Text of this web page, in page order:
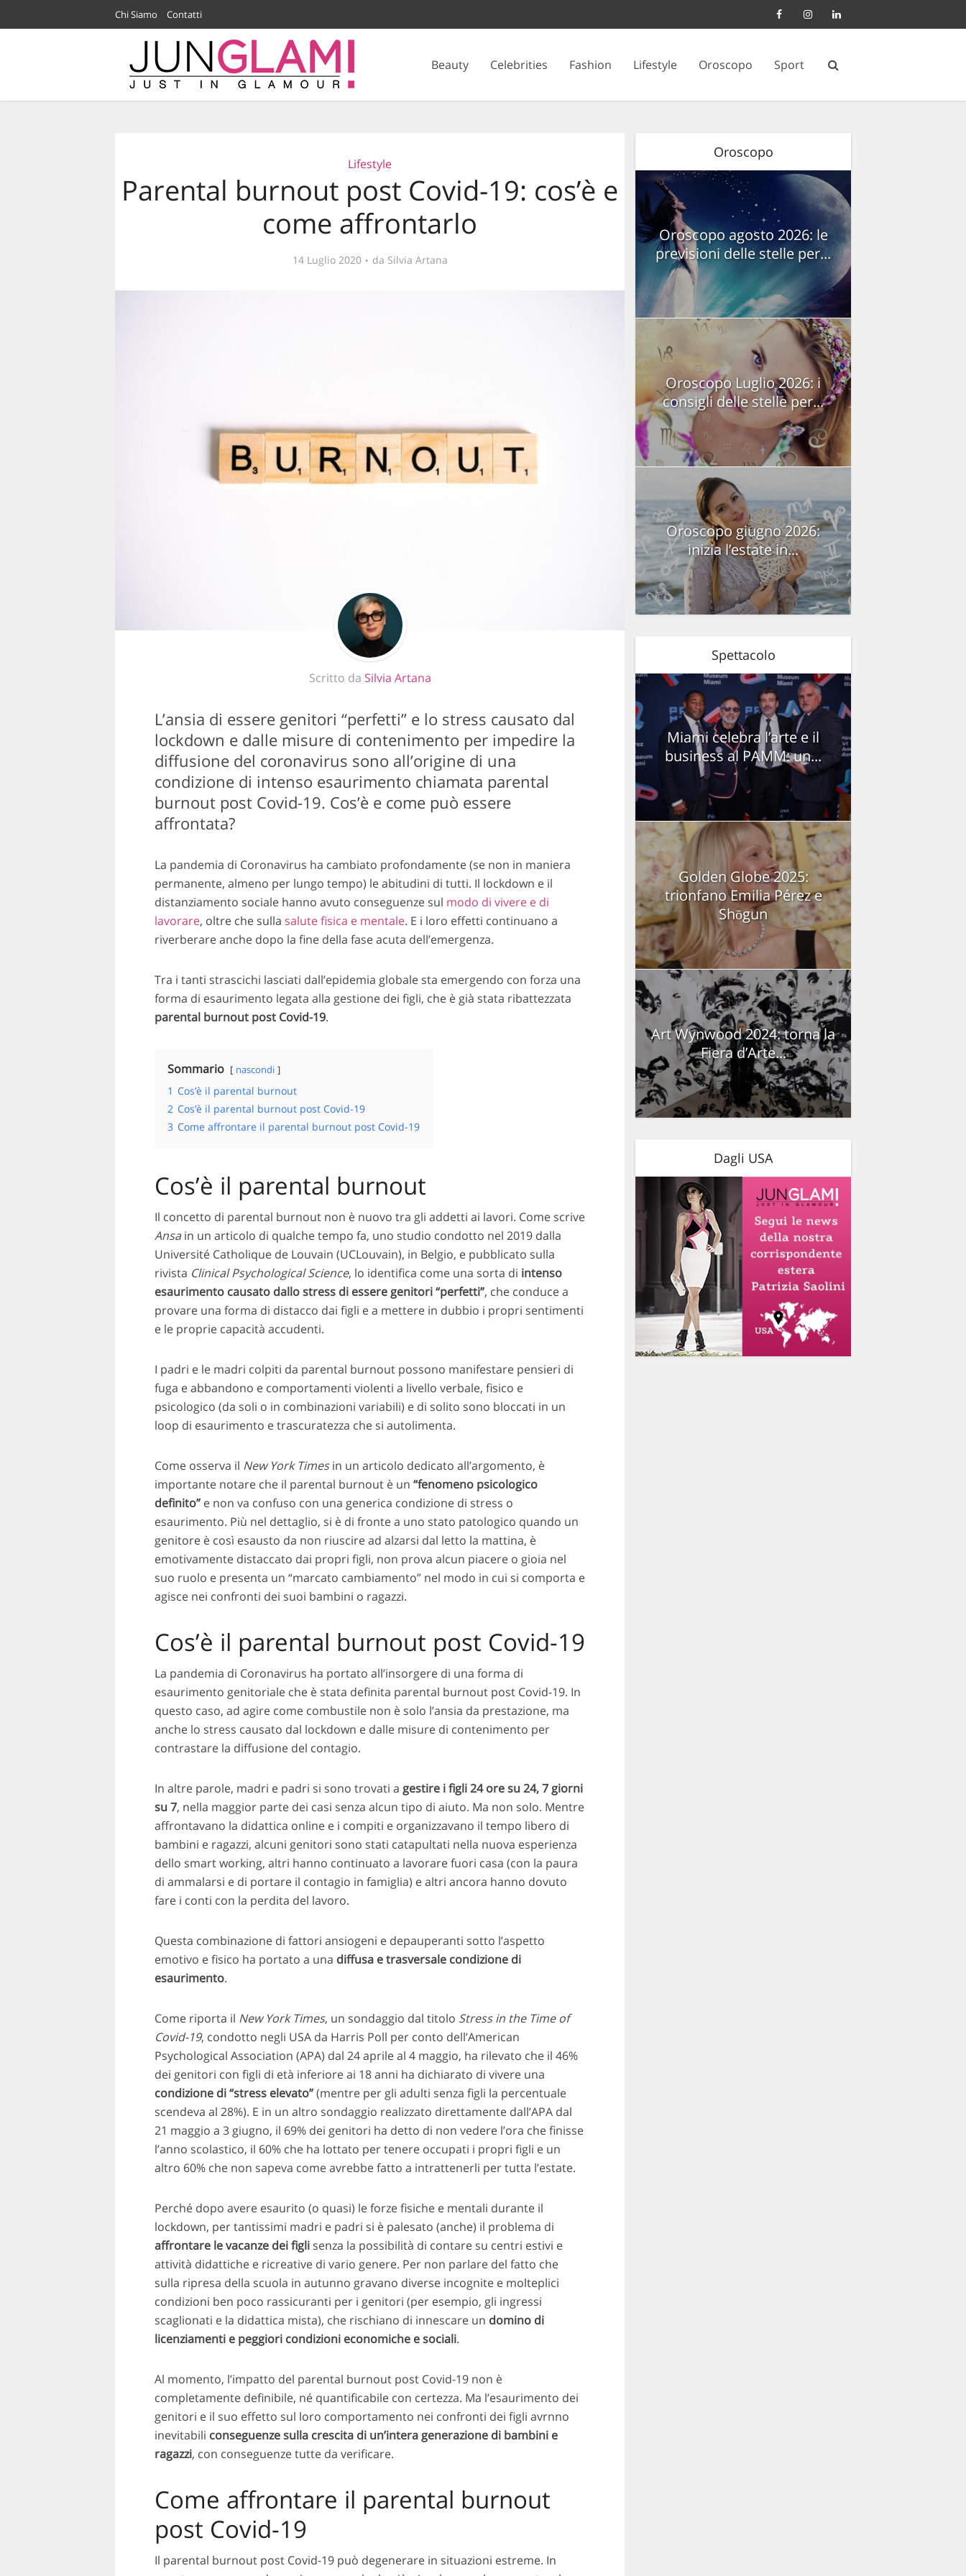
Chi Siamo Contatti
Beauty Celebrities Fashion Lifestyle Oroscopo Sport
Lifestyle
Parental burnout post Covid-19: cos’è e
come affrontarlo
14 Luglio 2020 da Silvia Artana
Scritto da Silvia Artana
L’ansia di essere genitori “perfetti” e lo stress causato dal
lockdown e dalle misure di contenimento per impedire la
diffusione del coronavirus sono all’origine di una
condizione di intenso esaurimento chiamata parental
burnout post Covid-19. Cos’è e come può essere
affrontata?
La pandemia di Coronavirus ha cambiato profondamente (se non in maniera
permanente, almeno per lungo tempo) le abitudini di tutti. Il lockdown e il
distanziamento sociale hanno avuto conseguenze sul modo di vivere e di
lavorare, oltre che sulla salute fisica e mentale. E i loro effetti continuano a
riverberare anche dopo la fine della fase acuta dell’emergenza.
Tra i tanti strascichi lasciati dall’epidemia globale sta emergendo con forza una
forma di esaurimento legata alla gestione dei figli, che è già stata ribattezzata
parental burnout post Covid-19.
Sommario nascondi
1 Cos’è il parental burnout
2 Cos’è il parental burnout post Covid-19
3 Come affrontare il parental burnout post Covid-19
Cos’è il parental burnout
Il concetto di parental burnout non è nuovo tra gli addetti ai lavori. Come scrive
Ansain un articolo di qualche tempo fa, uno studio condotto nel 2019 dalla
Université Catholique de Louvain (UCLouvain), in Belgio, e pubblicato sulla
rivista Clinical Psychological Science, lo identifica come una sorta di intenso
esaurimento causato dallo stress di essere genitori “perfetti”, che conduce a
provare una forma di distacco dai figli e a mettere in dubbio i propri sentimenti
e le proprie capacità accudenti.
I padri e le madri colpiti da parental burnout possono manifestare pensieri di
fuga e abbandono e comportamenti violenti a livello verbale, fisico e
psicologico (da soli o in combinazioni variabili) e di solito sono bloccati in un
loop di esaurimento e trascuratezza che si autolimenta.
Come osserva il New York Timesin un articolo dedicato all’argomento, è
importante notare che il parental burnout è un “fenomeno psicologico
definito”e non va confuso con una generica condizione di stress o
esaurimento. Più nel dettaglio, si è di fronte a uno stato patologico quando un
genitore è così esausto da non riuscire ad alzarsi dal letto la mattina, è
emotivamente distaccato dai propri figli, non prova alcun piacere o gioia nel
suo ruolo e presenta un “marcato cambiamento” nel modo in cui si comporta e
agisce nei confronti dei suoi bambini o ragazzi.
Cos’è il parental burnout post Covid-19
La pandemia di Coronavirus ha portato all’insorgere di una forma di
esaurimento genitoriale che è stata definita parental burnout post Covid-19. In
questo caso, ad agire come combustile non è solo l’ansia da prestazione, ma
anche lo stress causato dal lockdown e dalle misure di contenimento per
contrastare la diffusione del contagio.
In altre parole, madri e padri si sono trovati a gestire i figli 24 ore su 24, 7 giorni
su 7, nella maggior parte dei casi senza alcun tipo di aiuto. Ma non solo. Mentre
affrontavano la didattica online e i compiti e organizzavano il tempo libero di
bambini e ragazzi, alcuni genitori sono stati catapultati nella nuova esperienza
dello smart working, altri hanno continuato a lavorare fuori casa (con la paura
di ammalarsi e di portare il contagio in famiglia) e altri ancora hanno dovuto
fare i conti con la perdita del lavoro.
Questa combinazione di fattori ansiogeni e depauperanti sotto l’aspetto
emotivo e fisico ha portato a una diffusa e trasversale condizione di
esaurimento.
Come riporta il New York Times, un sondaggio dal titolo Stress in the Time of
Covid-19, condotto negli USA da Harris Poll per conto dell’American
Psychological Association (APA) dal 24 aprile al 4 maggio, ha rilevato che il 46%
dei genitori con figli di età inferiore ai 18 anni ha dichiarato di vivere una
condizione di “stress elevato”(mentre per gli adulti senza figli la percentuale
scendeva al 28%). E in un altro sondaggio realizzato direttamente dall’APA dal
21 maggio a 3 giugno, il 69% dei genitori ha detto di non vedere l’ora che finisse
l’anno scolastico, il 60% che ha lottato per tenere occupati i propri figli e un
altro 60% che non sapeva come avrebbe fatto a intrattenerli per tutta l’estate.
Perché dopo avere esaurito (o quasi) le forze fisiche e mentali durante il
lockdown, per tantissimi madri e padri si è palesato (anche) il problema di
affrontare le vacanze dei figlisenza la possibilità di contare su centri estivi e
attività didattiche e ricreative di vario genere. Per non parlare del fatto che
sulla ripresa della scuola in autunno gravano diverse incognite e molteplici
condizioni ben poco rassicuranti per i genitori (per esempio, gli ingressi
scaglionati e la didattica mista), che rischiano di innescare un domino di
licenziamenti e peggiori condizioni economiche e sociali.
Al momento, l’impatto del parental burnout post Covid-19 non è
completamente definibile, né quantificabile con certezza. Ma l’esaurimento dei
genitori e il suo effetto sul loro comportamento nei confronti dei figli avrnno
inevitabili conseguenze sulla crescita di un’intera generazione di bambini e
ragazzi, con conseguenze tutte da verificare.
Come affrontare il parental burnout
post Covid-19
Il parental burnout post Covid-19 può degenerare in situazioni estreme. In
Oroscopo
Oroscopo agosto 2026: le
previsioni delle stelle per...
Oroscopo Luglio 2026: i
consigli delle stelle per...
Oroscopo giugno 2026:
inizia l’estate in...
Spettacolo
Miami celebra l’arte e il
business al PAMM: un...
Golden Globe 2025:
trionfano Emilia Pérez e
Shōgun
Art Wynwood 2024: torna la
Fiera d’Arte...
Dagli USA